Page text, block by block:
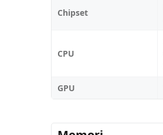
Chipset
CPU
GPU